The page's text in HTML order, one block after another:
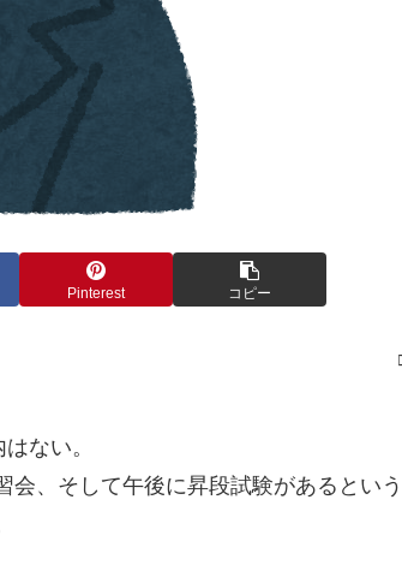
Pinterest コピー
ない。
、そして午後に昇段試験があるという